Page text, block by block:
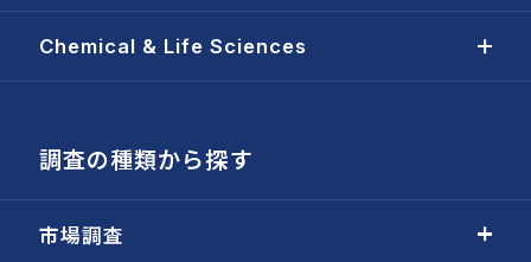
Chemical & Life Sciences
調査の種類から探す
市場調査